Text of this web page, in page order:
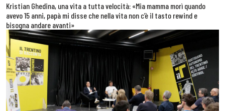
Kristian Ghedina, una vita a tutta velocità: «Mia mamma morì quando
avevo 15 anni, papà mi disse che nella vita non c’è il tasto rewind e
bisogna andare avanti»